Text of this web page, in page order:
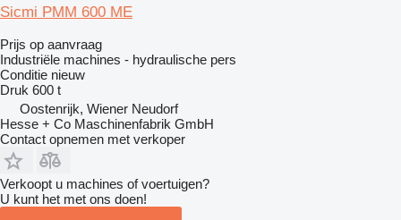
Sicmi PMM 600 ME
Prijs op aanvraag
Industriële machines - hydraulische pers
Conditie nieuw
Druk 600 t
Oostenrijk, Wiener Neudorf
Hesse + Co Maschinenfabrik GmbH
Contact opnemen met verkoper
Verkoopt u machines of voertuigen?
U kunt het met ons doen!